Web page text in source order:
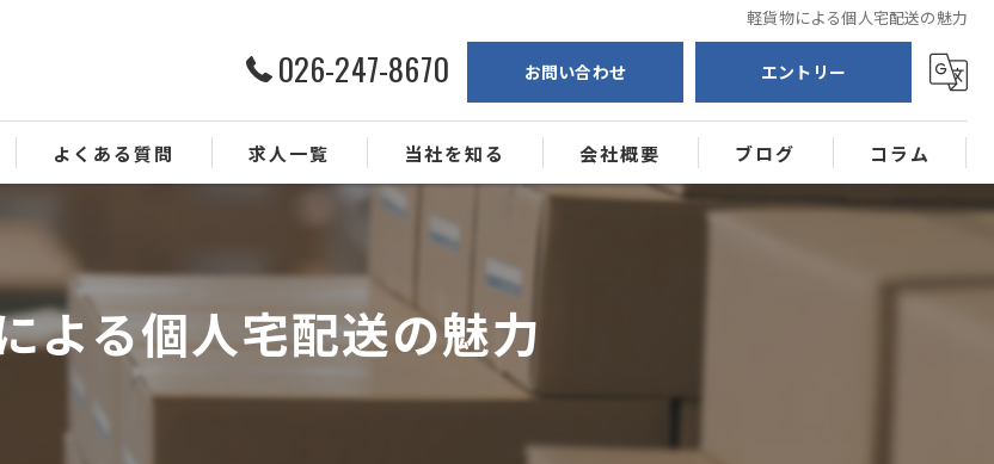
軽貨物による個人宅配送の魅力
026-247-8670 お問い合わせ エントリー
よくある質問 求人一覧 当社を知る
ルート配送
業務委託
正社員
会社概要 ブログ コラム
よる個人宅配送の魅力